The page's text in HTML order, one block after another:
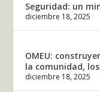
Seguridad: un
diciembre 18, 2025
OMEU:
la comunidad,
diciembre 18, 2025